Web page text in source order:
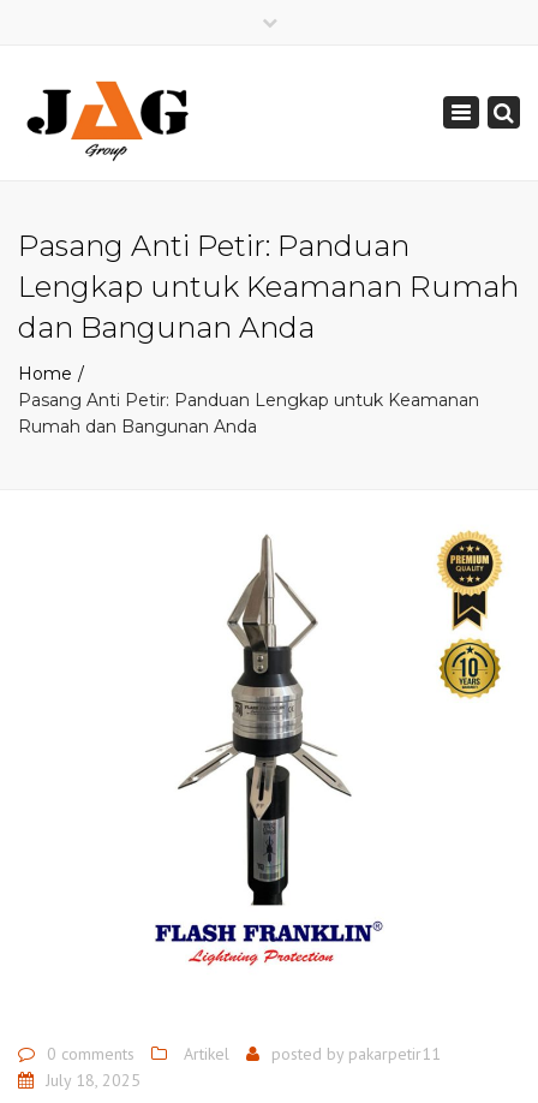
Toggle
Pasang Anti Petir: Panduan
Lengkap untuk Keamanan Rumah
dan Bangunan Anda
Home
Pasang Anti Petir: Panduan Lengkap untuk Keamanan
Rumah dan Bangunan Anda
0 comments Artikel posted by pakarpetir11
July 18, 2025